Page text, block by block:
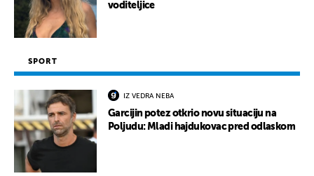
voditeljice
SPORT
IZ VEDRA NEBA
Garcijin potez otkrio novu situaciju na
Poljudu: Mladi hajdukovac pred odlaskom